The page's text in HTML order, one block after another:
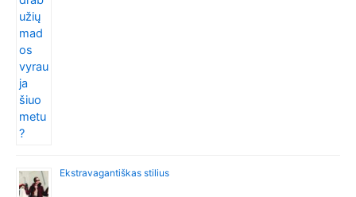
Ekstravagantiškas stilius